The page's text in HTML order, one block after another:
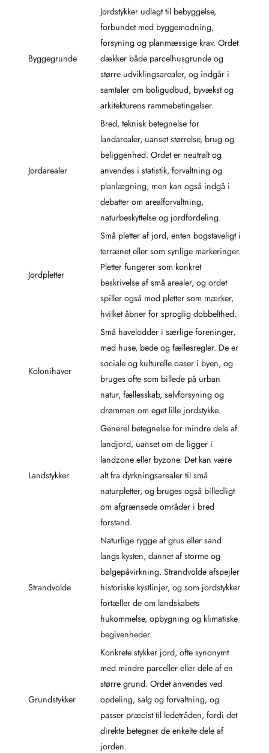
Byggegrunde
Jordstykker udlagt til bebyggelse,
forbundet med byggemodning,
forsyning og planmæssige krav. Ordet
dækker både parcelhusgrunde og
større udviklingsarealer, og indgår i
samtaler om boligudbud, byvækst og
arkitekturens rammebetingelser.
Jordarealer
Bred, teknisk betegnelse for
landarealer, uanset størrelse, brug og
beliggenhed. Ordet er neutralt og
anvendes i statistik, forvaltning og
planlægning, men kan også indgå i
debatter om arealforvaltning,
naturbeskyttelse og jordfordeling.
Jordpletter
Små pletter af jord, enten bogstaveligt i
terrænet eller som synlige markeringer.
Pletter fungerer som konkret
beskrivelse af små arealer, og ordet
spiller også mod pletter som mærker,
hvilket åbner for sproglig dobbelthed.
Kolonihaver
Små havelodder i særlige foreninger,
med huse, bede og fællesregler. De er
sociale og kulturelle oaser i byen, og
bruges ofte som billede på urban
natur, fællesskab, selvforsyning og
drømmen om eget lille jordstykke.
Landstykker
Generel betegnelse for mindre dele af
landjord, uanset om de ligger i
landzone eller byzone. Det kan være
alt fra dyrkningsarealer til små
naturpletter, og bruges også billedligt
om afgrænsede områder i bred
forstand.
Strandvolde
Naturlige rygge af grus eller sand
langs kysten, dannet af storme og
bølgepåvirkning. Strandvolde afspejler
historiske kystlinjer, og som jordstykker
fortæller de om landskabets
hukommelse, opbygning og klimatiske
begivenheder.
Grundstykker
Konkrete stykker jord, ofte synonymt
med mindre parceller eller dele af en
større grund. Ordet anvendes ved
opdeling, salg og forvaltning, og
passer præcist til ledetråden, fordi det
direkte betegner de enkelte dele af
jorden.